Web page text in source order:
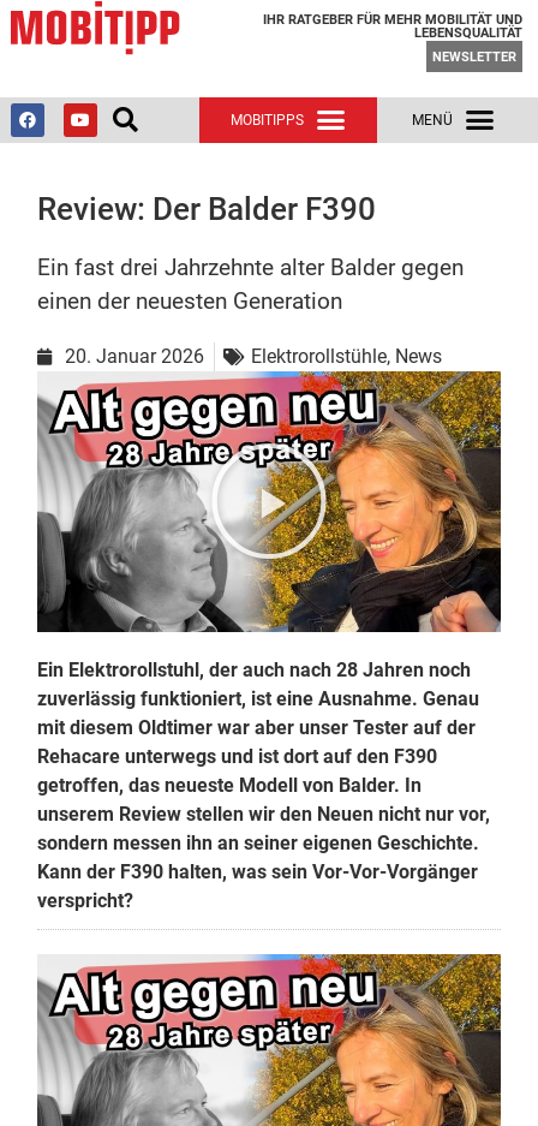
IHR RATGEBER FÜR MEHR MOBILITÄT UND
LEBENSQUALITÄT
NEWSLETTER
Review: Der Balder F390
Ein fast drei Jahrzehnte alter Balder gegen
einen der neuesten Generation
20. Januar 2026 Elektrorollstühle, News
Ein Elektrorollstuhl, der auch nach 28 Jahren noch
zuverlässig funktioniert, ist eine Ausnahme. Genau
mit diesem Oldtimer war aber unser Tester auf der
Rehacare unterwegs und ist dort auf den F390
getroffen, das neueste Modell von Balder. In
unserem Review stellen wir den Neuen nicht nur vor,
sondern messen ihn an seiner eigenen Geschichte.
Kann der F390 halten, was sein Vor-Vor-Vorgänger
verspricht?